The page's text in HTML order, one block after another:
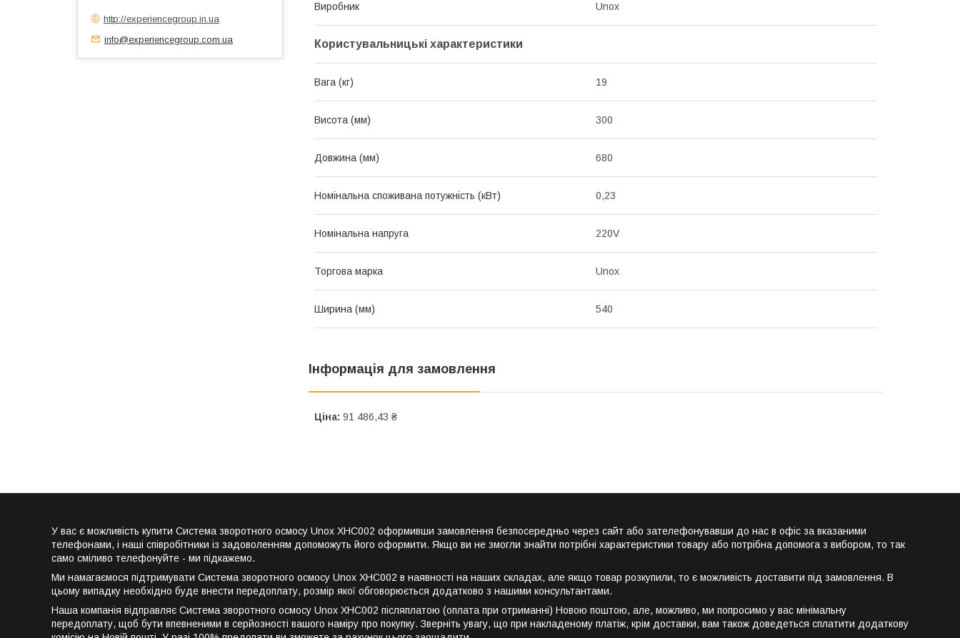
Виробник Unox
Користувальницькі характеристики
Вага (кг) 19
Висота (мм) 300
Довжина (мм) 680
Номінальна споживана потужність (кВт) 0,23
Номінальна напруга 220V
Торгова марка Unox
Ширина (мм) 540
Інформація для замовлення
Ціна: 91 486,43 ₴
http://experiencegroup.in.ua
info@experiencegroup.com.ua
У вас є можливість купити Система зворотного осмосу Unox XHC002 оформивши замовлення безпосередньо через сайт або зателефонувавши до нас в офіс за вказаними
телефонами, і наші співробітники із задоволенням допоможуть його оформити. Якщо ви не змогли знайти потрібні характеристики товару або потрібна допомога з вибором, то так
само сміливо телефонуйте - ми підкажемо.
Ми намагаємося підтримувати Система зворотного осмосу Unox XHC002 в наявності на наших складах, але якщо товар розкупили, то є можливість доставити під замовлення. В
цьому випадку необхідно буде внести передоплату, розмір якої обговорюється додатково з нашими консультантами.
Наша компанія відправляє Система зворотного осмосу Unox XHC002 післяплатою (оплата при отриманні) Новою поштою, але, можливо, ми попросимо у вас мінімальну
передоплату, щоб бути впевненими в серйозності вашого наміру про покупку. Зверніть увагу, що при накладеному платіж, крім доставки, вам також доведеться сплатити додаткову